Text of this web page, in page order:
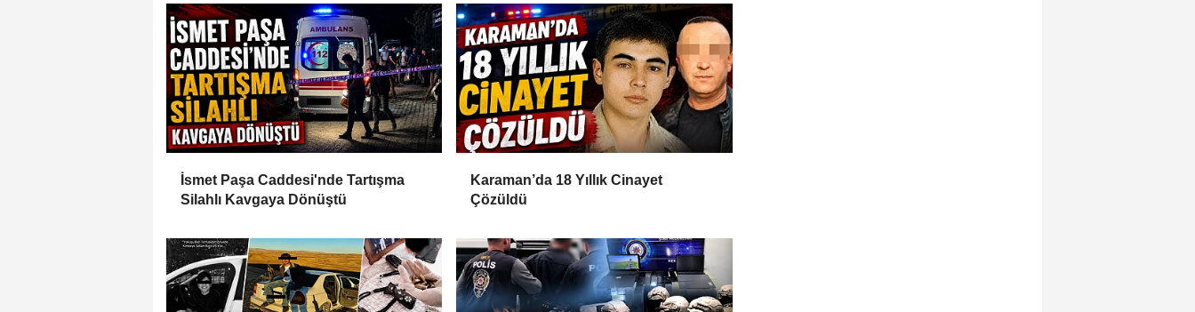
İsmet Paşa Caddesi'nde Tartışma
Silahlı Kavgaya Dönüştü
Karaman’da 18 Yıllık Cinayet
Çözüldü